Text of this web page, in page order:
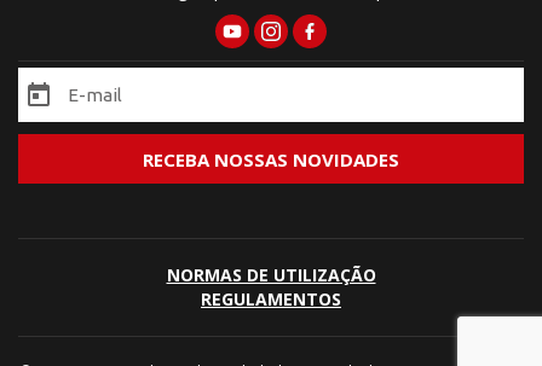
NORMAS DE UTILIZAÇÃO
REGULAMENTOS